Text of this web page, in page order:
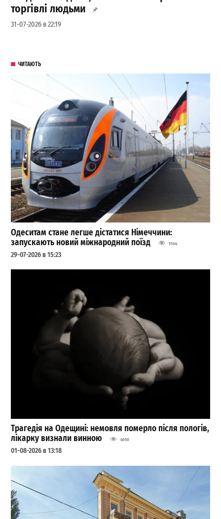
торгівлі людьми
31-07-2026 в 22:19
ЧИТАЮТЬ
Одеситам стане легше дістатися Німеччини:
запускають новий міжнародний поїзд
5104
29-07-2026 в 15:23
Трагедія на Одещині: немовля померло після пологів,
лікарку визнали винною
4050
01-08-2026 в 13:18